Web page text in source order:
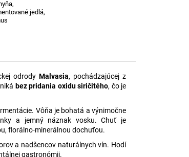
jedlá,
odrody Malvasia, pochádzajúcej z
bez pridania oxidu siričitého, čo je
Vôňa je bohatá a výnimočne
a jemný náznak vosku. Chuť je
florálno-minerálnou dochuťou.
a nadšencov naturálnych vín. Hodí
gastronómii.